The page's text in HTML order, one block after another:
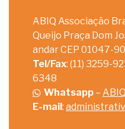
ABIQ Associação
Queijo Praça Dom
andar CEP 01047-
Tel/Fax: (11) 3259-
6348
Whatsapp –
E-mail: